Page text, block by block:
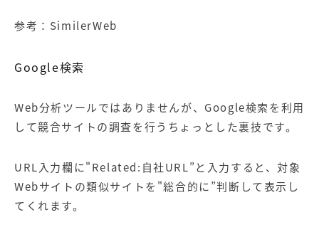
参考： SimilerWeb
Google検索
Web分析ツールではありませんが、Google検索を利用
して競合サイトの調査を行うちょっとした裏技です。
URL入力欄に"Related:自社URL”と入力すると、対象
Webサイトの類似サイトを"総合的に”判断して表示し
てくれます。